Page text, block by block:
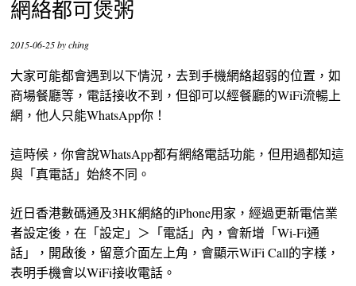
網絡都可煲粥
2015-06-25byching
大家可能都會遇到以下情況，去到手機網絡超弱的位置，如
商場餐廳等，電話接收不到，但卻可以經餐廳的WiFi流暢上
網，他人只能WhatsApp你！
這時候，你會說WhatsApp都有網絡電話功能，但用過都知這
與「真電話」始終不同。
近日香港數碼通及3HK網絡的iPhone用家，經過更新電信業
者設定後，在「設定」＞「電話」內，會新增「Wi-Fi通
話」，開啟後，留意介面左上角，會顯示WiFi Call的字樣，
表明手機會以WiFi接收電話。